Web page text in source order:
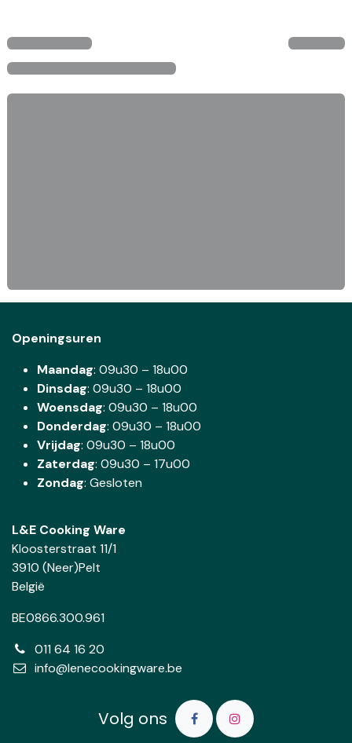
Openingsuren
Maandag: 09u30 – 18u00
Dinsdag: 09u30 – 18u00
Woensdag: 09u30 – 18u00
Donderdag: 09u30 – 18u00
Vrijdag: 09u30 – 18u00
Zaterdag: 09u30 – 17u00
Zondag: Gesloten
L&E Cooking Ware
Kloosterstraat 11/1
3910 (Neer)Pelt
België
BE0866.300.961
011 64 16 20
info@lenecookingware.be
Volg ons